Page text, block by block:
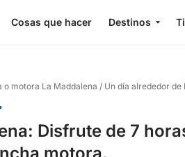
Cosas que hacer Destinos
o motora La Maddalena / Un día alrededor
Disfrute de 7